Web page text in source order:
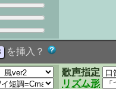
を挿入？
歌声指定
リズム形